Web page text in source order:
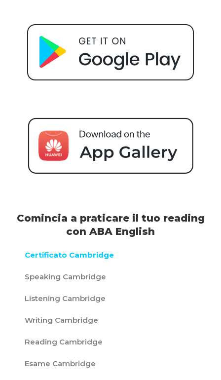
Comincia a praticare il tuo reading
con ABA English
Certificato Cambridge
Speaking Cambridge
Listening Cambridge
Writing Cambridge
Reading Cambridge
Esame Cambridge